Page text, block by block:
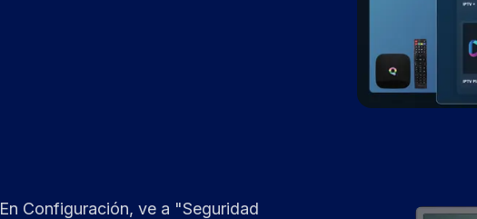
En Configuración, ve a "Seguridad